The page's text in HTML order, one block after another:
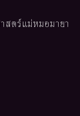
ตร์แม่หมอมายา